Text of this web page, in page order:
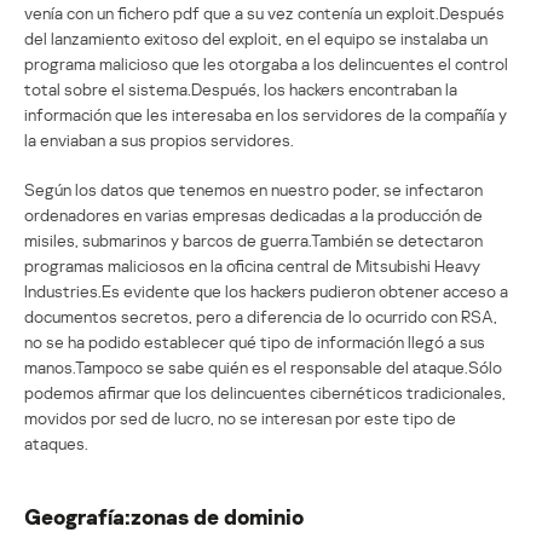
venía con un fichero pdf que a su vez contenía un exploit.Después
del lanzamiento exitoso del exploit, en el equipo se instalaba un
programa malicioso que les otorgaba a los delincuentes el control
total sobre el sistema.Después, los hackers encontraban la
información que les interesaba en los servidores de la compañía y
la enviaban a sus propios servidores.
Según los datos que tenemos en nuestro poder, se infectaron
ordenadores en varias empresas dedicadas a la producción de
misiles, submarinos y barcos de guerra.También se detectaron
programas maliciosos en la oficina central de Mitsubishi Heavy
Industries.Es evidente que los hackers pudieron obtener acceso a
documentos secretos, pero a diferencia de lo ocurrido con RSA,
no se ha podido establecer qué tipo de información llegó a sus
manos.Tampoco se sabe quién es el responsable del ataque.Sólo
podemos afirmar que los delincuentes cibernéticos tradicionales,
movidos por sed de lucro, no se interesan por este tipo de
ataques.
Geografía:zonas de dominio